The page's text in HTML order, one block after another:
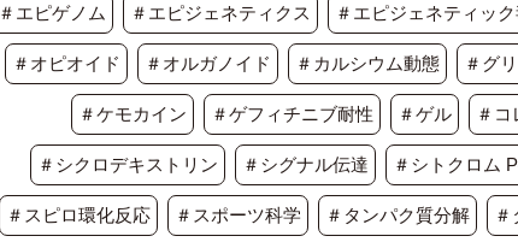
＃エピゲノム ＃エピジェネティクス ＃エピジェネティッ
＃オピオイド ＃オルガノイド ＃カルシウム動態 ＃グ
＃ケモカイン ＃ゲフィチニブ耐性 ＃ゲル ＃
＃シクロデキストリン ＃シグナル伝達 ＃シトクロム
＃スピロ環化反応 ＃スポーツ科学 ＃タンパク質分解